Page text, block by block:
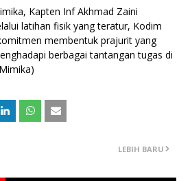
Kapten Inf Akhmad Zaini
latihan fisik yang teratur, Kodim
membentuk prajurit yang
berbagai tantangan tugas di
LEBIH BARU